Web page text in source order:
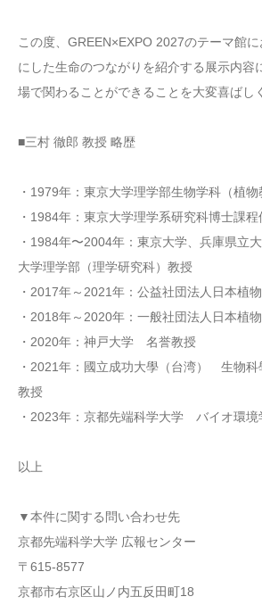
この度、GREEN×EXPO 2027のテーマ館
にした生命のつながりを紹介する展示内容
場で関わることができることを大変喜ばし
■三村 徹郎 教授 略歴
・1979年：東京大学理学部生物学科（植
・1984年：東京大学理学系研究科博士課程
・1984年〜2004年：東京大学、兵庫県立
大学理学部（理学研究科）教授
・2017年～2021年：公益社団法人日本植
・2018年～2020年：一般社団法人日本植
・2020年：神戸大学 名誉教授
・2021年：國立成功大學（台湾） 生物
教授
・2023年：京都先端科学大学 バイオ環
以上
▼本件に関する問い合わせ先
京都先端科学大学 広報センター
〒615-8577
京都市右京区山ノ内五反田町18